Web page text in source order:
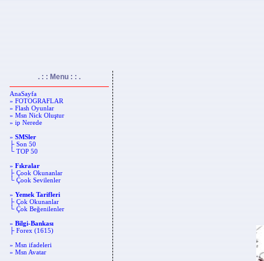
. : : Menu : : .
AnaSayfa
» FOTOGRAFLAR
» Flash Oyunlar
» Msn Nick Oluştur
» ip Nerede
»SMSler
├ Son 50
└ TOP 50
»Fıkralar
├ Çook Okunanlar
└ Çook Sevilenler
»Yemek Tarifleri
├ Çok Okunanlar
└ Çok Beğenilenler
»Bilgi-Bankası
├ Forex (1615)
» Msn ifadeleri
» Msn Avatar